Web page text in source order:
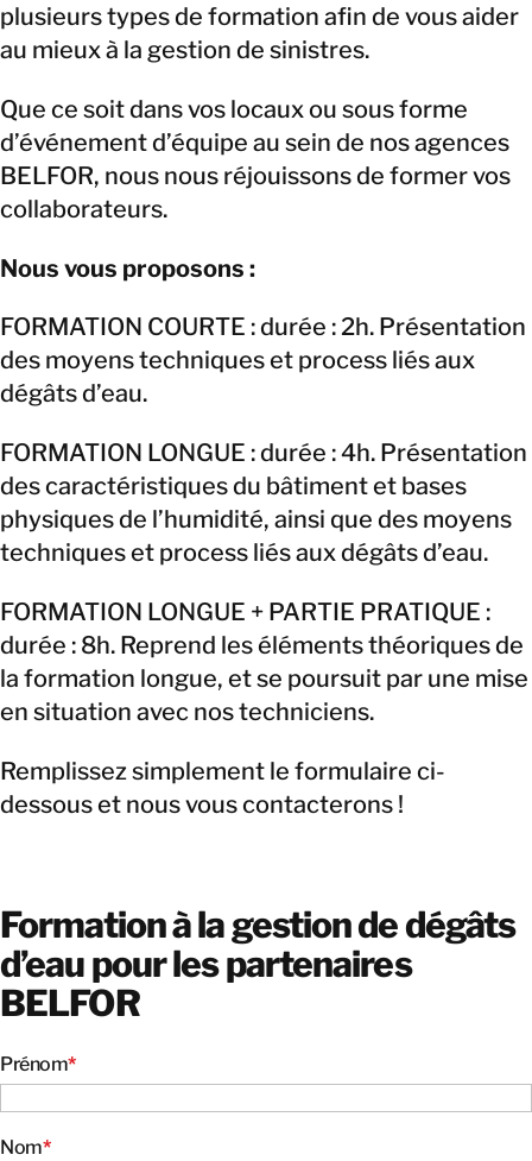
plusieurs types de formation afin de vous aider
au mieux à la gestion de sinistres.
Que ce soit dans vos locaux ou sous forme
d’événement d’équipe au sein de nos agences
BELFOR, nous nous réjouissons de former vos
collaborateurs.
Nous vous proposons :
FORMATION COURTE : durée : 2h. Présentation
des moyens techniques et process liés aux
dégâts d’eau.
FORMATION LONGUE : durée : 4h. Présentation
des caractéristiques du bâtiment et bases
physiques de l’humidité, ainsi que des moyens
techniques et process liés aux dégâts d’eau.
FORMATION LONGUE + PARTIE PRATIQUE :
durée : 8h. Reprend les éléments théoriques de
la formation longue, et se poursuit par une mise
en situation avec nos techniciens.
Remplissez simplement le formulaire ci-
dessous et nous vous contacterons !
Formation à la gestion de dégâts
d’eau pour les partenaires
BELFOR
Prénom*
Nom*